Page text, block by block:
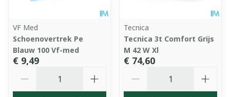
VF Med
Schoenovertrek Pe
Blauw 100 Vf-med
€ 9,49
Tecnica
Tecnica 3t Comfort Grijs
M 42 W Xl
€ 74,60